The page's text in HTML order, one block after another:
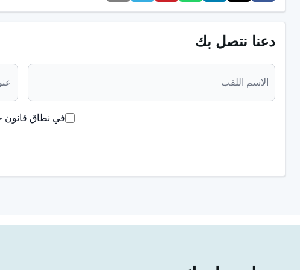
تسوس الأسنان
أسباب ألم الأسنان عند الرضع والأطفال
قد يعاني الأطفال الرضع من الألم أثناء التسنين وقد تستمر هذه الآلام
الأسنان. تتمثل المشاكل التي قد تحدث أثناء التسنين عند الرضع فيما
فقدان الشهية
دعنا نتصل بك
في نطاق قانون